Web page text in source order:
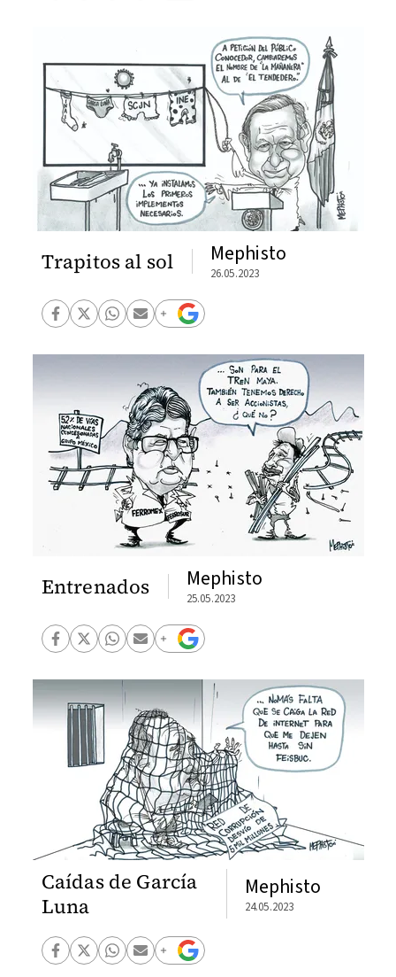
Trapitos al sol Mephisto
26.05.2023
Entrenados Mephisto
25.05.2023
Caídas de García
Luna
Mephisto
24.05.2023